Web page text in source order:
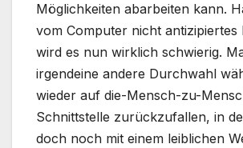
Möglichkeiten abarbeiten kann.
vom Computer nicht antizipiertes
wird es nun wirklich schwierig.
irgendeine andere Durchwahl
wieder auf die-Mensch-zu-
Schnittstelle zurückzufallen, in
doch noch mit einem leiblichen